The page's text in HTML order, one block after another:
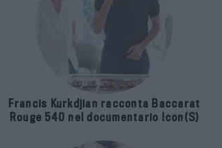
Francis Kurkdjian racconta Baccarat
Rouge 540 nel documentario Icon(S)